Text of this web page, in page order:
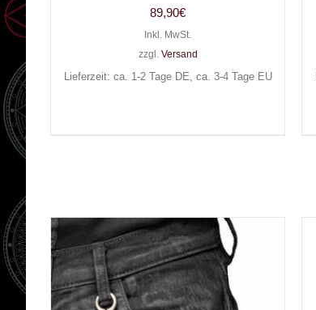
89,90€
Inkl. MwSt.
zzgl. Versand
Lieferzeit: ca. 1-2 Tage DE, ca. 3-4 Tage EU